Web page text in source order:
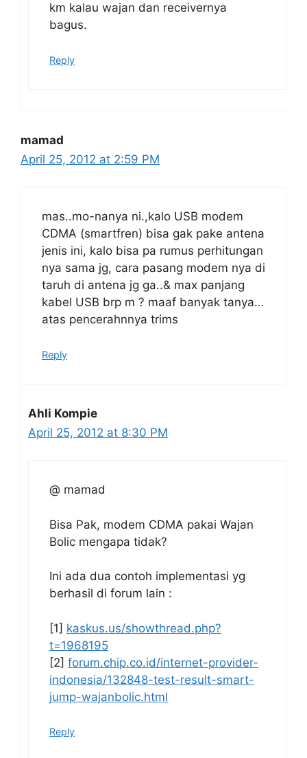
km kalau wajan dan receivernya
bagus.
Reply
mamad
April 25, 2012 at 2:59 PM
mas..mo-nanya ni.,kalo USB modem
CDMA (smartfren) bisa gak pake antena
jenis ini, kalo bisa pa rumus perhitungan
nya sama jg, cara pasang modem nya di
taruh di antena jg ga..& max panjang
kabel USB brp m ? maaf banyak tanya…
atas pencerahnnya trims
Reply
Ahli Kompie
April 25, 2012 at 8:30 PM
@ mamad
Bisa Pak, modem CDMA pakai Wajan
Bolic mengapa tidak?
Ini ada dua contoh implementasi yg
berhasil di forum lain :
[1] kaskus.us/showthread.php?
t=1968195
[2] forum.chip.co.id/internet-provider-
indonesia/132848-test-result-smart-
jump-wajanbolic.html
Reply